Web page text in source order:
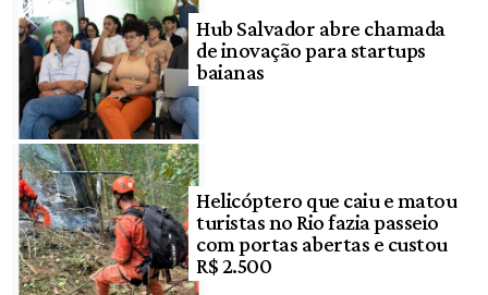
Hub Salvador abre chamada
de inovação para startups
baianas
Helicóptero que caiu e matou
turistas no Rio fazia passeio
com portas abertas e custou
R$ 2.500